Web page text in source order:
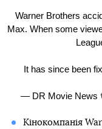
Warner Brothers
Max. When some
It has since been
— DR Movie News
Кінокомпанія